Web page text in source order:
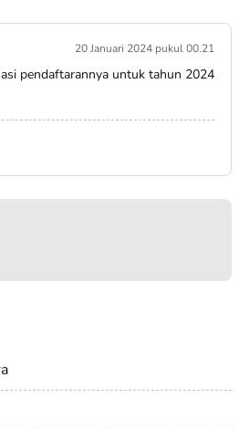
20 Januari 2024 pukul 00.21
pendaftarannya untuk tahun 2024